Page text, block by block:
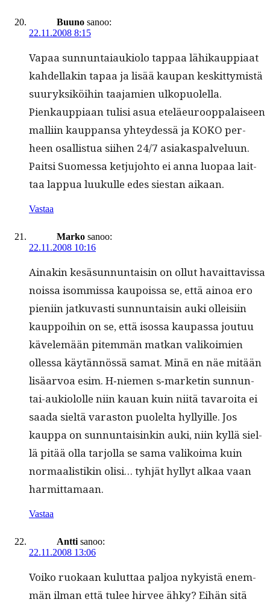
Buuno sanoo:
22.11.2008 8:15
Vapaa sun­nun­ta­iauki­o­lo tap­paa lähikaup­pi­aat
kahdel­lakin tapaa ja lisää kau­pan keskit­tymistä
suuryk­siköi­hin taa­jamien ulkop­uolel­la.
Pienkaup­pi­aan tulisi asua eteläeu­roop­palaiseen
malli­in kaup­pansa yhtey­dessä ja KOKO per­
heen osal­lis­tua siihen 24/7 asi­akas­palvelu­un.
Pait­si Suomes­sa ketju­jo­hto ei anna luopaa lait­
taa lap­pua luukulle edes sies­tan aikaan.
Vastaa
Marko sanoo:
22.11.2008 10:16
Ainakin kesä­sun­nun­taisin on ollut havait­tavis­sa
nois­sa isom­mis­sa kaupois­sa se, että ain­oa ero
pieni­in jatku­vasti sun­nun­taisin auki olleisi­in
kaup­poi­hin on se, että isos­sa kau­pas­sa joutuu
kävelemään pitem­män matkan valikoimien
ollessa käytän­nössä samat. Minä en näe mitään
lisäar­voa esim. H‑niemen s‑marketin sun­nun­
tai-auki­ololle niin kauan kuin niitä tavaroi­ta ei
saa­da sieltä varas­ton puolelta hyl­ly­ille. Jos
kaup­pa on sun­nun­taisinkin auki, niin kyl­lä siel­
lä pitää olla tar­jol­la se sama valikoima kuin
nor­maal­is­tikin olisi… tyhjät hyl­lyt alkaa vaan
harmittamaan.
Vastaa
Antti sanoo:
22.11.2008 13:06
Voiko ruokaan kulut­taa paljoa nyky­istä enem­
män ilman että tulee hirvee ähky? Eihän sitä